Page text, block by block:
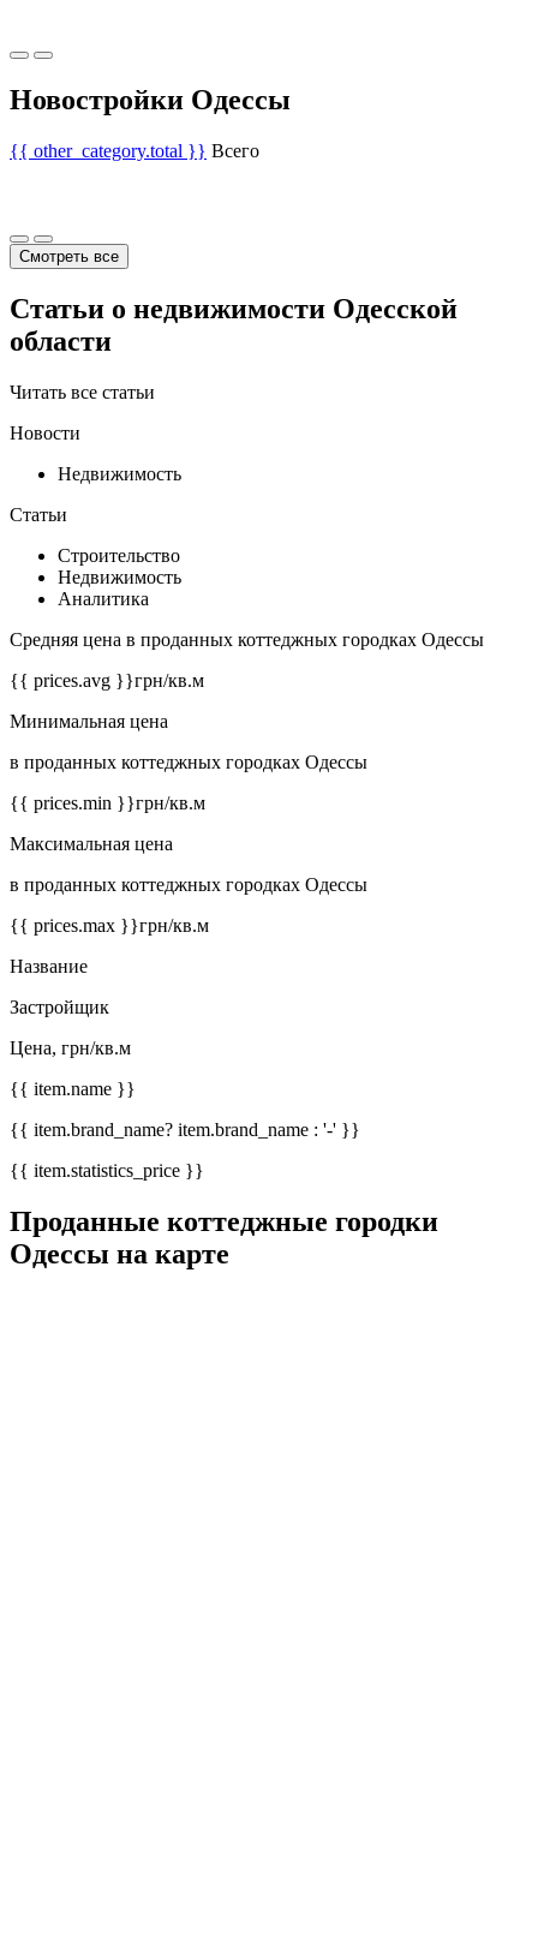
Новостройки Одессы
{{ other_category.total }} Всего
Смотреть все
Статьи о недвижимости Одесской
области
Читать все статьи
Новости
Недвижимость
Статьи
Строительство
Недвижимость
Аналитика
Средняя цена в проданных коттеджных городках Одессы
{{ prices.avg }}грн/кв.м
Минимальная цена
в проданных коттеджных городках Одессы
{{ prices.min }}грн/кв.м
Максимальная цена
в проданных коттеджных городках Одессы
{{ prices.max }}грн/кв.м
Название
Застройщик
Цена, грн/кв.м
{{ item.name }}
{{ item.brand_name? item.brand_name : '-' }}
{{ item.statistics_price }}
Проданные коттеджные городки
Одессы на карте